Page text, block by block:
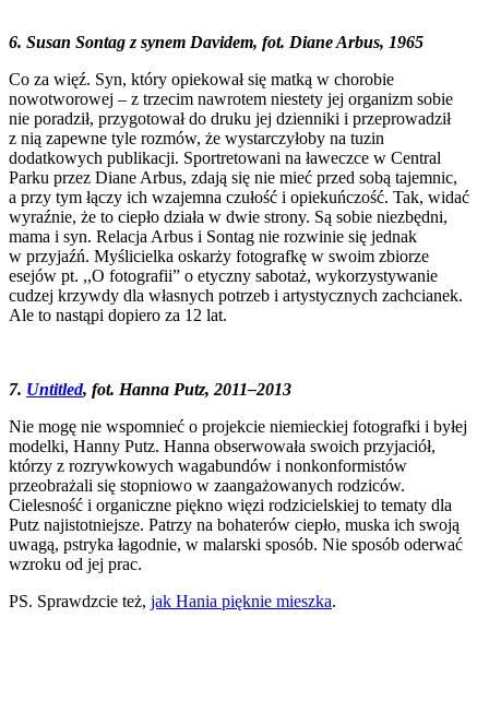
6. Susan Sontag z synem Davidem, fot. Diane Arbus, 1965
Co za więź. Syn, który opiekował się matką w chorobie
nowotworowej – z trzecim nawrotem niestety jej organizm sobie
nie poradził, przygotował do druku jej dzienniki i przeprowadził
z nią zapewne tyle rozmów, że wystarczyłoby na tuzin
dodatkowych publikacji. Sportretowani na ławeczce w Central
Parku przez Diane Arbus, zdają się nie mieć przed sobą tajemnic,
a przy tym łączy ich wzajemna czułość i opiekuńczość. Tak, widać
wyraźnie, że to ciepło działa w dwie strony. Są sobie niezbędni,
mama i syn. Relacja Arbus i Sontag nie rozwinie się jednak
w przyjaźń. Myślicielka oskarży fotografkę w swoim zbiorze
esejów pt. ,,O fotografii” o etyczny sabotaż, wykorzystywanie
cudzej krzywdy dla własnych potrzeb i artystycznych zachcianek.
Ale to nastąpi dopiero za 12 lat.
7. Untitled, fot. Hanna Putz, 2011–2013
Nie mogę nie wspomnieć o projekcie niemieckiej fotografki i byłej
modelki, Hanny Putz. Hanna obserwowała swoich przyjaciół,
którzy z rozrywkowych wagabundów i nonkonformistów
przeobrażali się stopniowo w zaangażowanych rodziców.
Cielesność i organiczne piękno więzi rodzicielskiej to tematy dla
Putz najistotniejsze. Patrzy na bohaterów ciepło, muska ich swoją
uwagą, pstryka łagodnie, w malarski sposób. Nie sposób oderwać
wzroku od jej prac.
PS. Sprawdzcie też, jak Hania pięknie mieszka.